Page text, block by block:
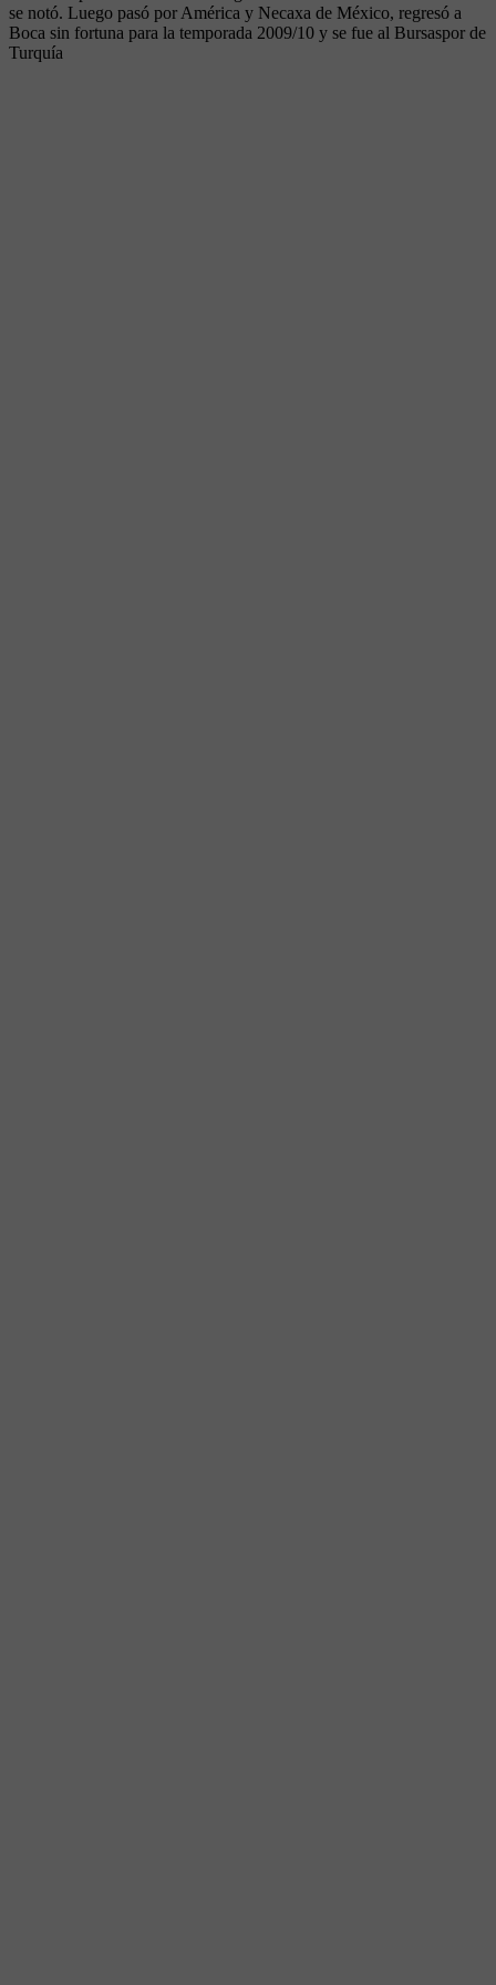
se notó. Luego pasó por América y Necaxa de México, regresó a
Boca sin fortuna para la temporada 2009/10 y se fue al Bursaspor de
Turquía